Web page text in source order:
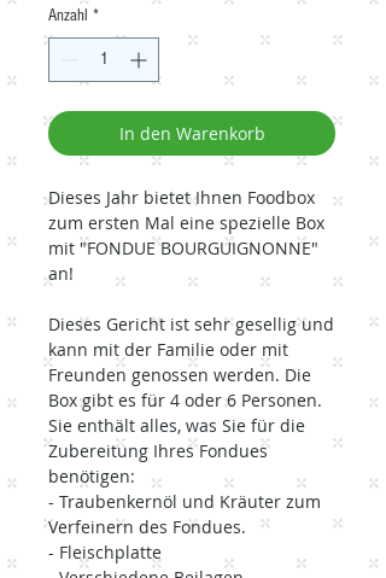
Anzahl *
In den Warenkorb
Dieses Jahr bietet Ihnen Foodbox
zum ersten Mal eine spezielle Box
mit "FONDUE BOURGUIGNONNE"
an!
Dieses Gericht ist sehr gesellig und
kann mit der Familie oder mit
Freunden genossen werden. Die
Box gibt es für 4 oder 6 Personen.
Sie enthält alles, was Sie für die
Zubereitung Ihres Fondues
benötigen:
- Traubenkernöl und Kräuter zum
Verfeinern des Fondues.
- Fleischplatte